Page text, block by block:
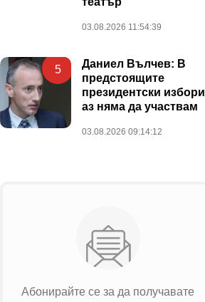
03.08.2026 11:54:39
5
Даниел Вълчев: В
предстоящите
президентски избори
аз няма да участвам
03.08.2026 09:14:12
Абонирайте се за да получавате